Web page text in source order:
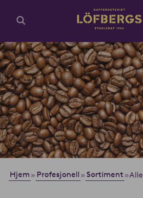
Gå til hovedinnhold
No
Rediger gjeldende innhold
Hjem » Profesjonell » Sortiment »Alle